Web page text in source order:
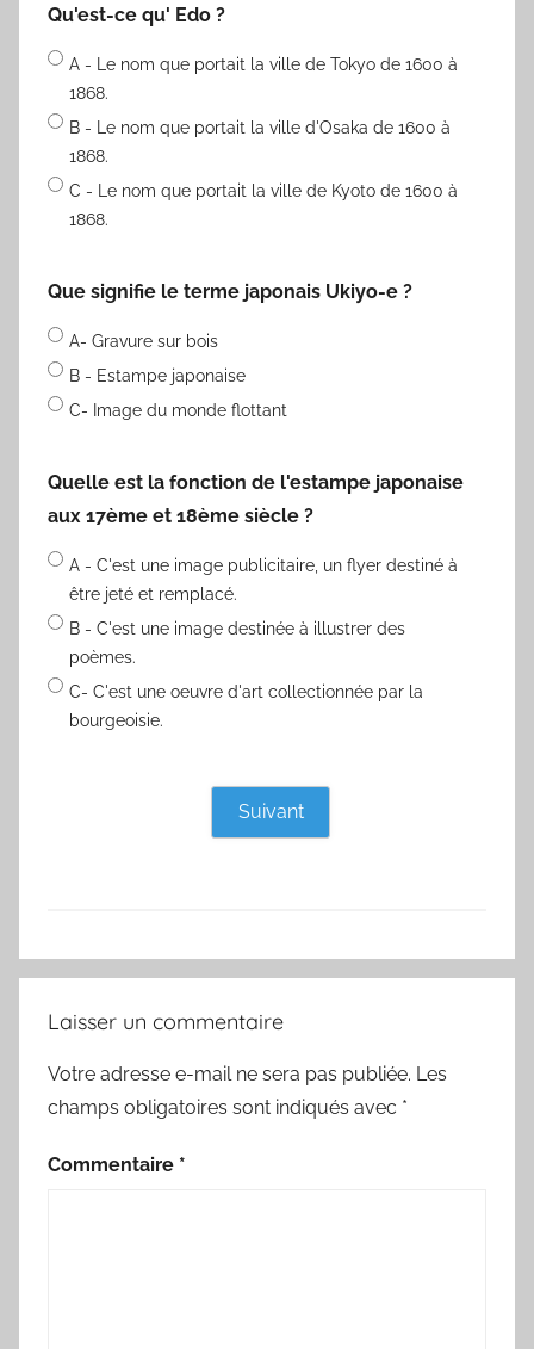
Qu'est-ce qu' Edo ?
A - Le nom que portait la ville de Tokyo de 1600 à
1868.
B - Le nom que portait la ville d'Osaka de 1600 à
1868.
C - Le nom que portait la ville de Kyoto de 1600 à
1868.
Que signifie le terme japonais Ukiyo-e ?
A- Gravure sur bois
B - Estampe japonaise
C- Image du monde flottant
Quelle est la fonction de l'estampe japonaise
aux 17ème et 18ème siècle ?
A - C'est une image publicitaire, un flyer destiné à
être jeté et remplacé.
B - C'est une image destinée à illustrer des
poèmes.
C- C'est une oeuvre d'art collectionnée par la
bourgeoisie.
Suivant
Laisser un commentaire
Votre adresse e-mail ne sera pas publiée. Les
champs obligatoires sont indiqués avec *
Commentaire *